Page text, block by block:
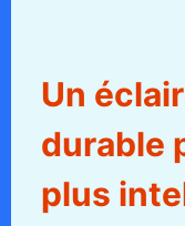
Un
durable
plus